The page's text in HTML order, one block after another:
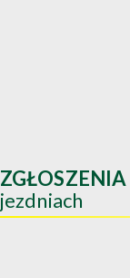
ZGŁOSZENIA
jezdniach